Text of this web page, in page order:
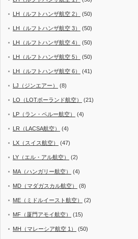
LH（ルフトハンザ航空 2） (50)
LH（ルフトハンザ航空 3） (50)
LH（ルフトハンザ航空 4） (50)
LH（ルフトハンザ航空 5） (50)
LH（ルフトハンザ航空 6） (41)
LJ（ジンエアー） (8)
LO（LOTポーランド航空） (21)
LP（ラン・ペルー航空） (4)
LR（LACSA航空） (4)
LX（スイス航空） (47)
LY（エル・アル航空） (2)
MA（ハンガリー航空） (4)
MD（マダガスカル航空） (8)
ME（ミドルイースト航空） (2)
MF（厦門アモイ航空） (15)
MH（マレーシア航空 1） (50)